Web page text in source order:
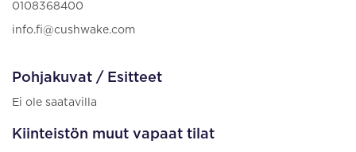
0108368400
info.fi@cushwake.com
Pohjakuvat / Esitteet
Ei ole saatavilla
Kiinteistön muut vapaat tilat